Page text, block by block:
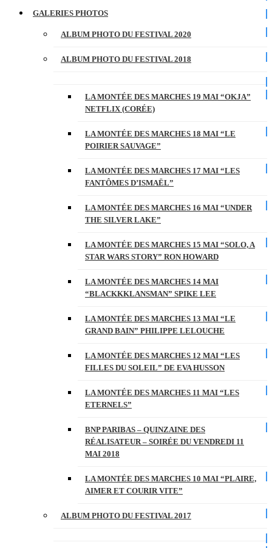
GALERIES PHOTOS
ALBUM PHOTO DU FESTIVAL 2020
ALBUM PHOTO DU FESTIVAL 2018
LA MONTÉE DES MARCHES 19 MAI “OKJA”
NETFLIX (CORÉE)
LA MONTÉE DES MARCHES 18 MAI “LE
POIRIER SAUVAGE”
LA MONTÉE DES MARCHES 17 MAI “LES
FANTÔMES D’ISMAËL”
LA MONTÉE DES MARCHES 16 MAI “UNDER
THE SILVER LAKE”
LA MONTÉE DES MARCHES 15 MAI “SOLO, A
STAR WARS STORY” RON HOWARD
LA MONTÉE DES MARCHES 14 MAI
“BLACKKKLANSMAN” SPIKE LEE
LA MONTÉE DES MARCHES 13 MAI “LE
GRAND BAIN” PHILIPPE LELOUCHE
LA MONTÉE DES MARCHES 12 MAI “LES
FILLES DU SOLEIL” DE EVA HUSSON
LA MONTÉE DES MARCHES 11 MAI “LES
ETERNELS”
BNP PARIBAS – QUINZAINE DES
RÉALISATEUR – SOIRÉE DU VENDREDI 11
MAI 2018
LA MONTÉE DES MARCHES 10 MAI “PLAIRE,
AIMER ET COURIR VITE”
ALBUM PHOTO DU FESTIVAL 2017